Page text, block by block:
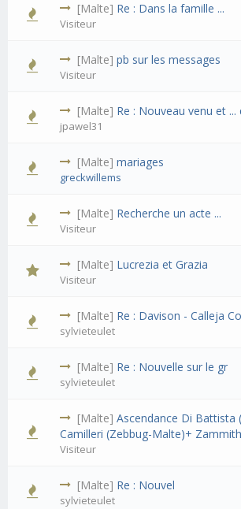
[Malte] Re : Dans la famille ...
Visiteur
[Malte]pb sur les messages
Visiteur
[Malte] Re : Nouveau venu et
jpawel31
[Malte]mariages
greckwillems
[Malte] Recherche un acte ...
Visiteur
[Malte] Lucrezia et Grazia
Visiteur
[Malte] Re : Davison - Calleja
sylvieteulet
[Malte] Re : Nouvelle sur le gr
sylvieteulet
[Malte]Ascendance Di Battista
Camilleri (Zebbug-Malte)+ Zammith
Visiteur
[Malte] Re : Nouvel
sylvieteulet